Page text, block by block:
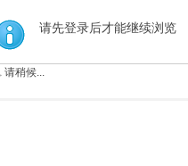
索
请先登录后才能继续浏览
请稍候...